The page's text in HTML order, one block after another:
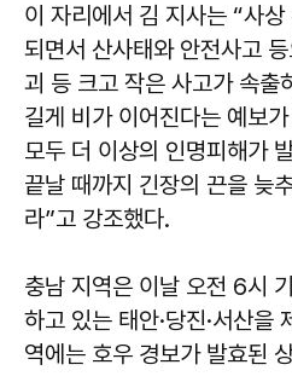
이 자리에서 김 지사는 “사
되면서 산사태와 안전사고
괴 등 크고 작은 사고가 속출
길게 비가 이어진다는 예보
모두 더 이상의 인명피해가
끝날 때까지 긴장의 끈을 늦
라”고 강조했다.
충남 지역은 이날 오전 6시
하고 있는 태안·당진·서산을
역에는 호우 경보가 발효된